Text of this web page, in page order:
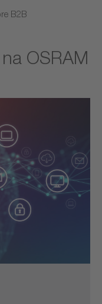
B2B
OSRAM